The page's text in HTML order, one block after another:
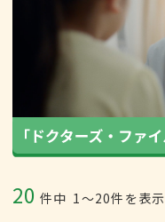
20 件中 1〜20件を表示